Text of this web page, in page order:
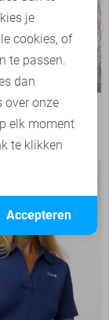
Yong T-shirt
je
cookies, of
te passen.
dan
over onze
elk moment
te klikken
Accepteren